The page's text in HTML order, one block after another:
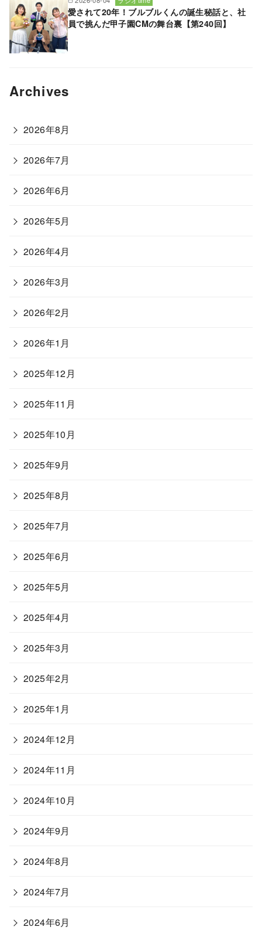
愛されて20年！ブルブルくんの誕生秘話と、社
員で挑んだ甲子園CMの舞台裏【第240回】
Archives
2026年8月
2026年7月
2026年6月
2026年5月
2026年4月
2026年3月
2026年2月
2026年1月
2025年12月
2025年11月
2025年10月
2025年9月
2025年8月
2025年7月
2025年6月
2025年5月
2025年4月
2025年3月
2025年2月
2025年1月
2024年12月
2024年11月
2024年10月
2024年9月
2024年8月
2024年7月
2024年6月